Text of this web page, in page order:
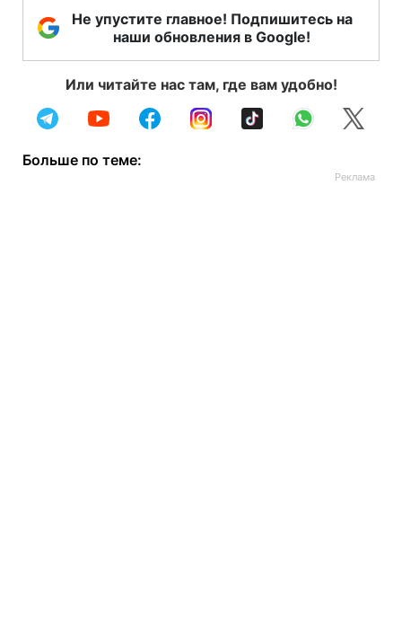
Не упустите главное! Подпишитесь на
наши обновления в Google!
Или читайте нас там, где вам удобно!
Больше по теме: